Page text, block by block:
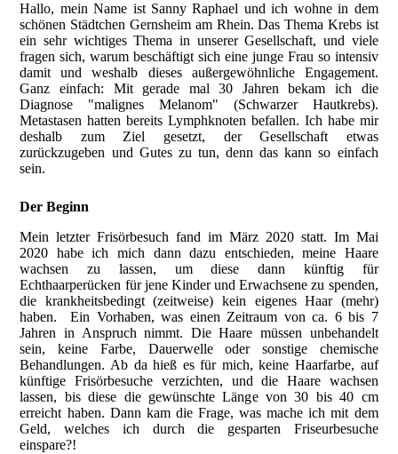
Hallo, mein Name ist Sanny Raphael und ich wohne in dem
schönen Städtchen Gernsheim am Rhein. Das Thema Krebs ist
ein sehr wichtiges Thema in unserer Gesellschaft, und viele
fragen sich, warum beschäftigt sich eine junge Frau so intensiv
damit und weshalb dieses außergewöhnliche Engagement.
Ganz einfach: Mit gerade mal 30 Jahren bekam ich die
Diagnose "malignes Melanom" (Schwarzer Hautkrebs).
Metastasen hatten bereits Lymphknoten befallen. Ich habe mir
deshalb zum Ziel gesetzt, der Gesellschaft etwas
zurückzugeben und Gutes zu tun, denn das kann so einfach
sein.
Der Beginn
Mein letzter Frisörbesuch fand im März 2020 statt. Im Mai
2020 habe ich mich dann dazu entschieden, meine Haare
wachsen zu lassen, um diese dann künftig für
Echthaarperücken für jene Kinder und Erwachsene zu spenden,
die krankheitsbedingt (zeitweise) kein eigenes Haar (mehr)
haben. Ein Vorhaben, was einen Zeitraum von ca. 6 bis 7
Jahren in Anspruch nimmt. Die Haare müssen unbehandelt
sein, keine Farbe, Dauerwelle oder sonstige chemische
Behandlungen. Ab da hieß es für mich, keine Haarfarbe, auf
künftige Frisörbesuche verzichten, und die Haare wachsen
lassen, bis diese die gewünschte Länge von 30 bis 40 cm
erreicht haben. Dann kam die Frage, was mache ich mit dem
Geld, welches ich durch die gesparten Friseurbesuche
einspare?!